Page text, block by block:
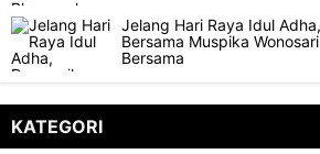
Jelang Hari Raya Idul
Bersama Muspika
Bersama
KATEGORI